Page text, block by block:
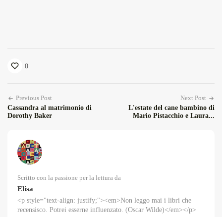
0
Previous Post
Cassandra al matrimonio di
Dorothy Baker
Next Post
L'estate del cane bambino di
Mario Pistacchio e Laura...
Scritto con la passione per la lettura da
Elisa
<p style="text-align: justify;"><em>Non leggo mai i libri che
recensisco. Potrei esserne influenzato. (Oscar Wilde)</em></p>